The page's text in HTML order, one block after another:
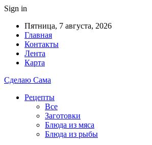
Sign in
Пятница, 7 августа, 2026
Главная
Контакты
Лента
Карта
Сделаю Сама
Рецепты
Все
Заготовки
Блюда из мяса
Блюда из рыбы